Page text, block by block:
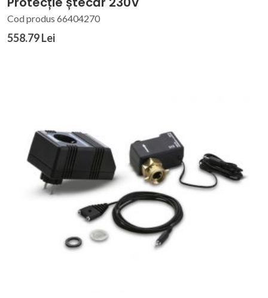
Cod produs 66404270
558.79 Lei